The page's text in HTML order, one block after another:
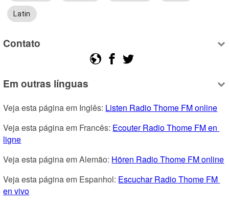
Latin
Contato
Em outras línguas
Veja esta página em Inglês: Listen Radio Thome FM online
Veja esta página em Francês: Ecouter Radio Thome FM en
ligne
Veja esta página em Alemão: Hören Radio Thome FM online
Veja esta página em Espanhol: Escuchar Radio Thome FM
en vivo